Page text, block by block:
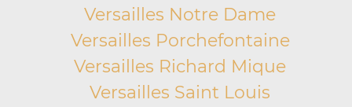
Versailles Notre Dame
Versailles Porchefontaine
Versailles Richard Mique
Versailles Saint Louis